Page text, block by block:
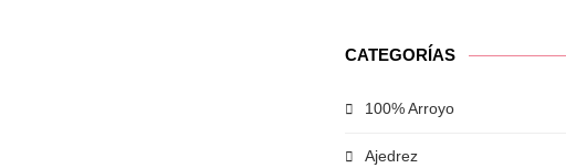
CATEGORÍAS
100% Arroyo
Ajedrez